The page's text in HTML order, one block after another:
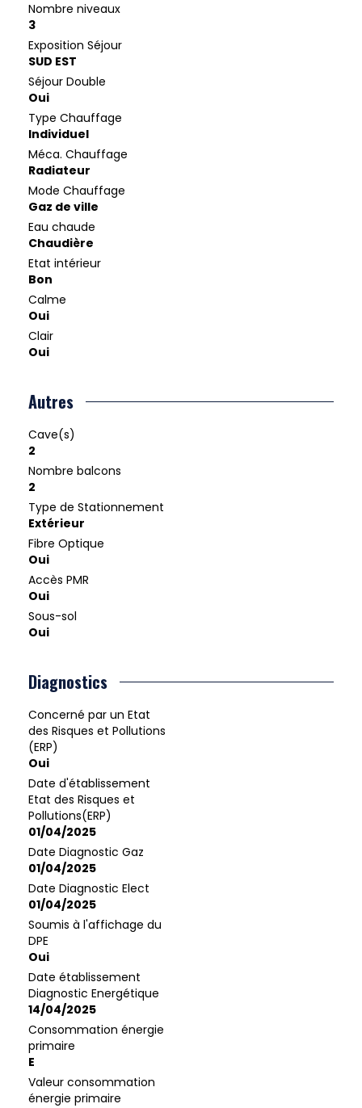
Nombre niveaux
3
Exposition Séjour
SUD EST
Séjour Double
Oui
Type Chauffage
Individuel
Méca. Chauffage
Radiateur
Mode Chauffage
Gaz de ville
Eau chaude
Chaudière
Etat intérieur
Bon
Calme
Oui
Clair
Oui
Autres
Cave(s)
2
Nombre balcons
2
Type de Stationnement
Extérieur
Fibre Optique
Oui
Accès PMR
Oui
Sous-sol
Oui
Diagnostics
Concerné par un Etat
des Risques et Pollutions
(ERP)
Oui
Date d'établissement
Etat des Risques et
Pollutions(ERP)
01/04/2025
Date Diagnostic Gaz
01/04/2025
Date Diagnostic Elect
01/04/2025
Soumis à l'affichage du
DPE
Oui
Date établissement
Diagnostic Energétique
14/04/2025
Consommation énergie
primaire
E
Valeur consommation
énergie primaire